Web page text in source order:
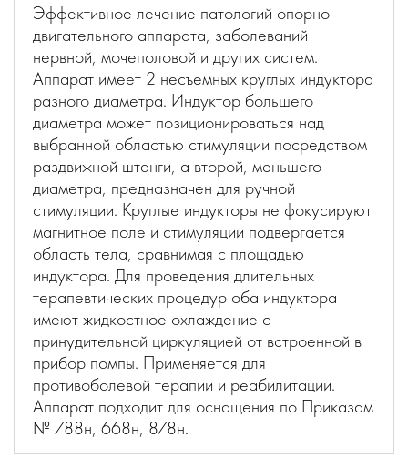
Эффективное лечение патологий опорно-
двигательного аппарата, заболеваний
нервной, мочеполовой и других систем.
Аппарат имеет 2 несъемных круглых индуктора
разного диаметра. Индуктор большего
диаметра может позиционироваться над
выбранной областью стимуляции посредством
раздвижной штанги, а второй, меньшего
диаметра, предназначен для ручной
стимуляции. Круглые индукторы не фокусируют
магнитное поле и стимуляции подвергается
область тела, сравнимая с площадью
индуктора. Для проведения длительных
терапевтических процедур оба индуктора
имеют жидкостное охлаждение с
принудительной циркуляцией от встроенной в
прибор помпы. Применяется для
противоболевой терапии и реабилитации.
Аппарат подходит для оснащения по Приказам
№ 788н, 668н, 878н.